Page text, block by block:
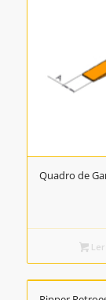
Quadro de